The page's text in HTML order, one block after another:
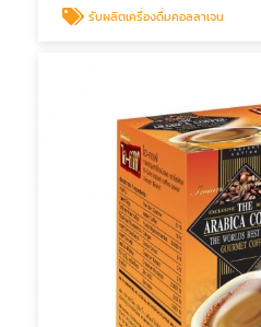
รับผลิตเครื่องดื่มคอลลาเจน